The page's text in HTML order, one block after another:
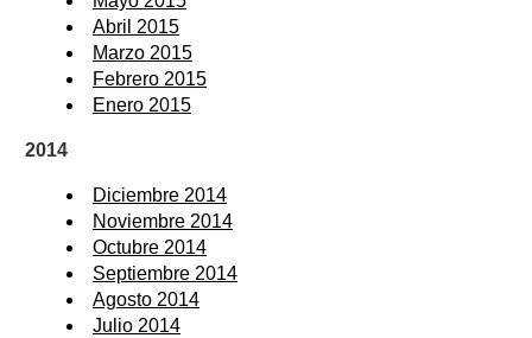
Abril 2015
Marzo 2015
Febrero 2015
Enero 2015
2014
Diciembre 2014
Noviembre 2014
Octubre 2014
Septiembre 2014
Agosto 2014
Julio 2014